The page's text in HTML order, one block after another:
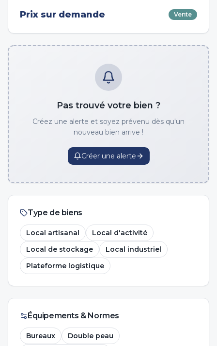
Prix sur demande Vente
Pas trouvé votre bien ?
Créez une alerte et soyez prévenu dès qu'un
nouveau bien arrive !
Créer une alerte
Type de biens
Local artisanal
Local d'activité
Local de stockage
Local industriel
Plateforme logistique
Équipements & Normes
Bureaux
Double peau